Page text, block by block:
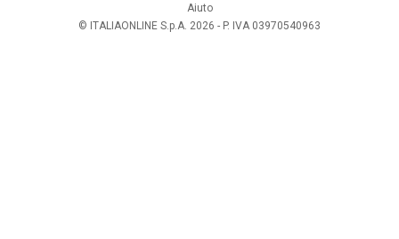
Aiuto
© ITALIAONLINE S.p.A. 2026 - P. IVA 03970540963